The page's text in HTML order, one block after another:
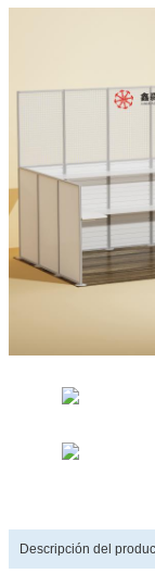
Descripción del